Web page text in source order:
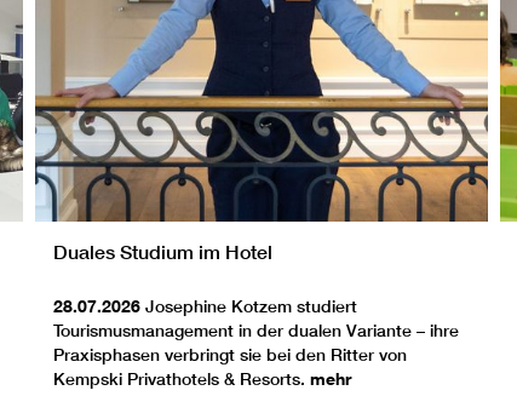
Duales Studium im Hotel
28.07.2026Josephine Kotzem studiert
Tourismusmanagement in der dualen Variante – ihre
Praxisphasen verbringt sie bei den Ritter von
Kempski Privathotels & Resorts.mehr